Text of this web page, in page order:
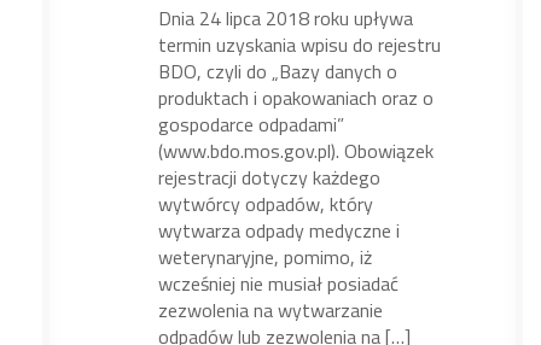
Dnia 24 lipca 2018 roku upływa
termin uzyskania wpisu do rejestru
BDO, czyli do „Bazy danych o
produktach i opakowaniach oraz o
gospodarce odpadami”
(www.bdo.mos.gov.pl). Obowiązek
rejestracji dotyczy każdego
wytwórcy odpadów, który
wytwarza odpady medyczne i
weterynaryjne, pomimo, iż
wcześniej nie musiał posiadać
zezwolenia na wytwarzanie
odpadów lub zezwolenia na […]